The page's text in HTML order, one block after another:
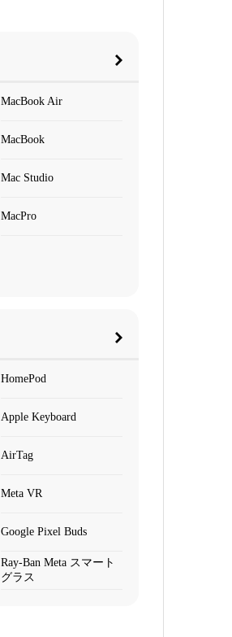
MacBook Air
MacBook
Mac Studio
MacPro
HomePod
Apple Keyboard
AirTag
Meta VR
Google Pixel Buds
Ray-Ban Meta スマート
グラス